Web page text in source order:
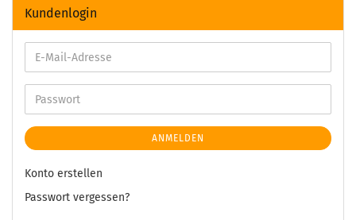
Kundenlogin
ANMELDEN
Konto erstellen
Passwort vergessen?